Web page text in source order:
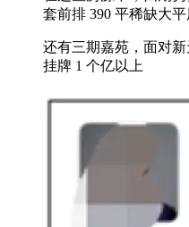
套前排 390 平稀缺大
还有三期嘉苑，面对
挂牌 1 个亿以上